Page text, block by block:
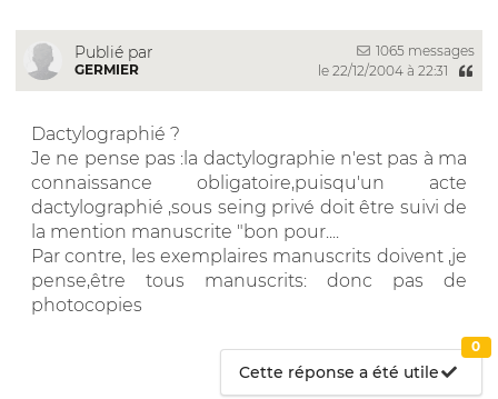
Publié par
GERMIER
1065 messages
le 22/12/2004 à 22:31
Dactylographié ?
Je ne pense pas :la dactylographie n'est pas à ma
connaissance obligatoire,puisqu'un acte
dactylographié ,sous seing privé doit être suivi de
la mention manuscrite "bon pour....
Par contre, les exemplaires manuscrits doivent ,je
pense,être tous manuscrits: donc pas de
photocopies
Cette réponse a été utile
0